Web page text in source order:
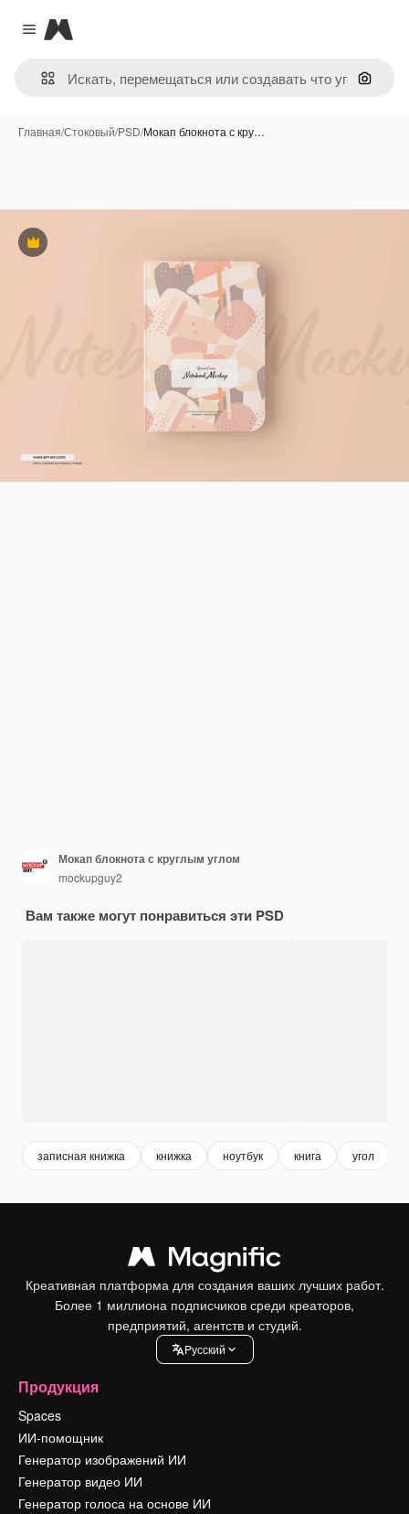
Close menu
Magnific
Поиск
Главная/Стоковый/PSD/Мокап блокнота с кру…
Премиум
Мокап блокнота с круглым углом
mockupguy2
Вам также могут понравиться эти PSD
записная книжка книжка ноутбук книга угол
Креативная платформа для создания ваших лучших работ.
Более 1 миллиона подписчиков среди креаторов,
предприятий, агентств и студий.
Pусский
Продукция
Spaces
ИИ-помощник
Генератор изображений ИИ
Генератор видео ИИ
Генератор голоса на основе ИИ